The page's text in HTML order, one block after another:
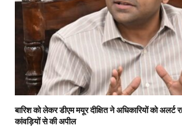
बारिश को लेकर डीएम मयूर दीक्षित ने अधिकारियों को अलर्ट
कांवड़ियों से की अपील